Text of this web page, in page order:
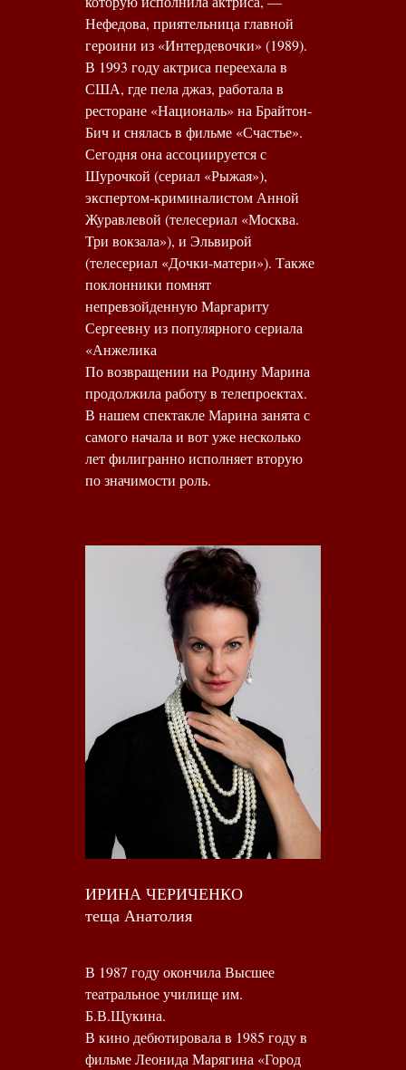
Нефедова, приятельница главной
героини из «Интердевочки» (1989).
В 1993 году актриса переехала в
США, где пела джаз, работала в
ресторане «Националь» на Брайтон-
Бич и снялась в фильме «Счастье».
Сегодня она ассоциируется с
Шурочкой (сериал «Рыжая»),
экспертом-криминалистом Анной
Журавлевой (телесериал «Москва.
Три вокзала»), и Эльвирой
(телесериал «Дочки-матери»). Также
поклонники помнят
непревзойденную Маргариту
Сергеевну из популярного сериала
«Анжелика
По возвращении на Родину Марина
продолжила работу в телепроектах.
В нашем спектакле Марина занята с
самого начала и вот уже несколько
лет филигранно исполняет вторую
по значимости роль.
ИРИНА ЧЕРИЧЕНКО
теща Анатолия
В 1987 году окончила Высшее
театральное училище им.
Б.В.Щукина.
В кино дебютировала в 1985 году в
фильме Леонида Марягина «Город